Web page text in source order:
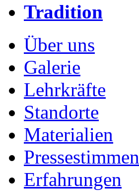
Tradition
Über uns
Galerie
Lehrkräfte
Standorte
Materialien
Pressestimmen
Erfahrungen